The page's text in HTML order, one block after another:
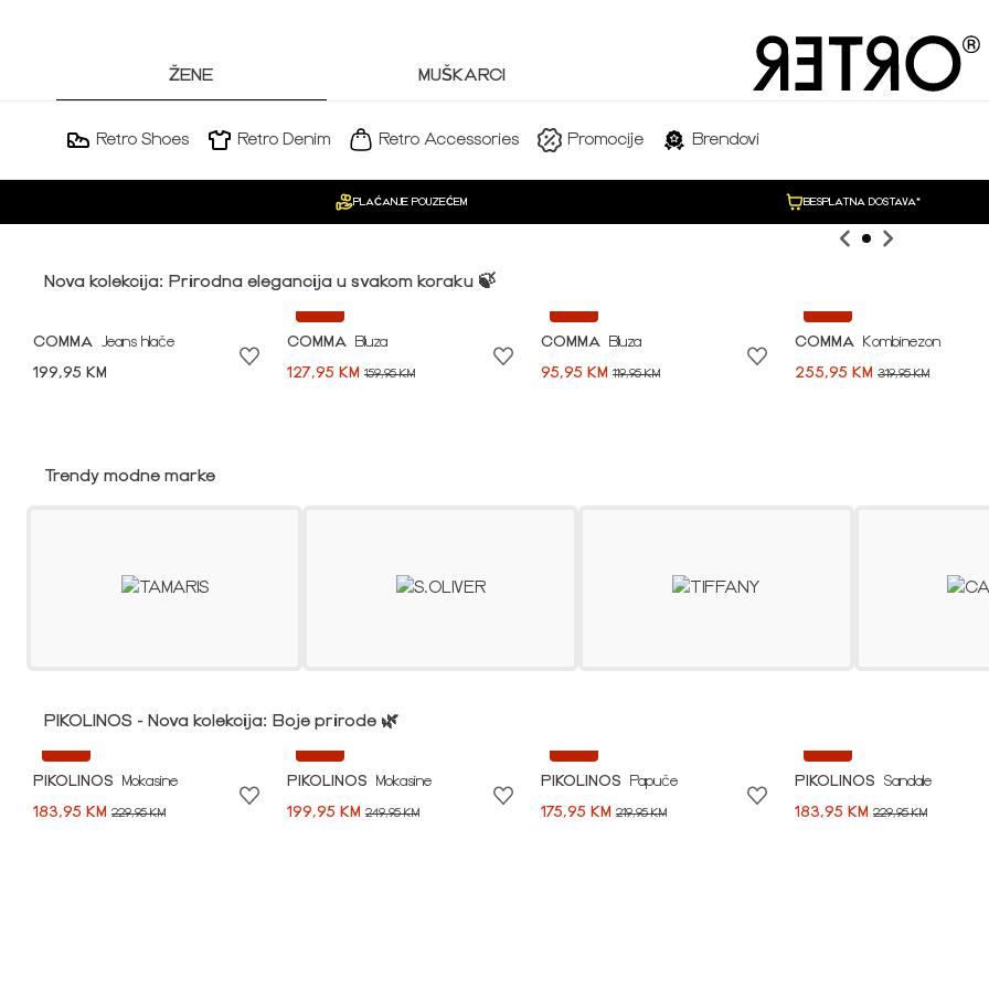
ŽENE MUŠKARCI
Retro Shoes Retro Denim Retro Accessories Promocije Brendovi
PLAĆANJE POUZEĆEM BESPLATNA DOSTAVA*
Nova kolekcija: Prirodna elegancija u svakom koraku 🍃
COMMA Jeans hlače
199,95 KM
COMMA
Bluza
127,95 KM 159,95 KM
COMMA
Bluza
95,95 KM 119,95 KM
COMMA
Kombinezon
255,95 KM 319,95 KM
Trendy modne marke
PIKOLINOS - Nova kolekcija: Boje prirode 🌿
PIKOLINOS
Mokasine
183,95 KM 229,95 KM
PIKOLINOS
Mokasine
199,95 KM 249,95 KM
PIKOLINOS
Papuče
175,95 KM 219,95 KM
PIKOLINOS
Sandale
183,95 KM 229,95 KM